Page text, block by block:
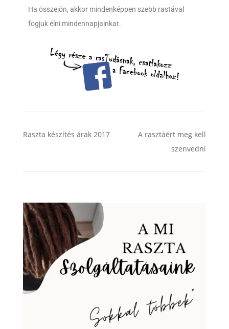
Ha összejön, akkor mindenképpen szebb rastával
fogjuk élni mindennapjainkat.
Raszta készítés árak 2017
A rasztáért meg kell
szenvedni